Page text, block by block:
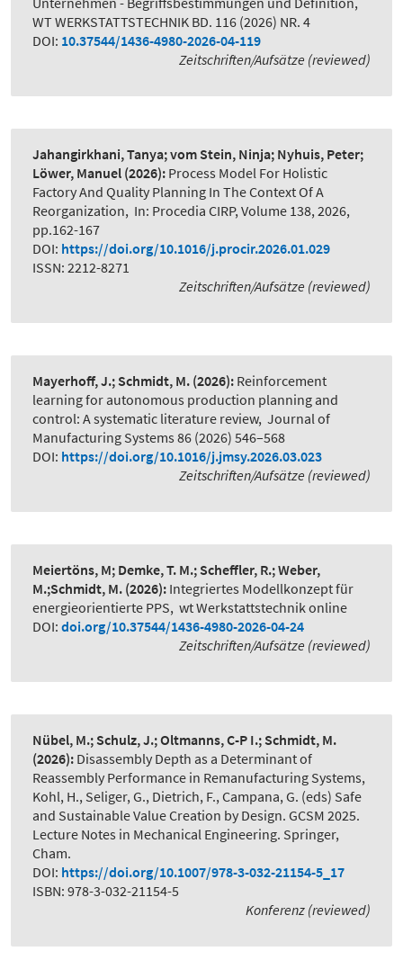
WT WERKSTATTSTECHNIK BD. 116 (2026) NR. 4
DOI: 10.37544/1436-4980-2026-04-119
Zeitschriften/Aufsätze (reviewed)
Jahangirkhani, Tanya; vom Stein, Ninja; Nyhuis, Peter;
Löwer, Manuel (2026): Process Model For Holistic
Factory And Quality Planning In The Context Of A
Reorganization, In: Procedia CIRP, Volume 138, 2026,
pp.162-167
DOI: https://doi.org/10.1016/j.procir.2026.01.029
ISSN: 2212-8271
Zeitschriften/Aufsätze (reviewed)
Mayerhoff, J.; Schmidt, M. (2026): Reinforcement
learning for autonomous production planning and
control: A systematic literature review, Journal of
Manufacturing Systems 86 (2026) 546–568
DOI: https://doi.org/10.1016/j.jmsy.2026.03.023
Zeitschriften/Aufsätze (reviewed)
Meiertöns, M; Demke, T. M.; Scheffler, R.; Weber,
M.;Schmidt, M. (2026): Integriertes Modellkonzept für
energieorientierte PPS, wt Werkstattstechnik online
DOI: doi.org/10.37544/1436-4980-2026-04-24
Zeitschriften/Aufsätze (reviewed)
Nübel, M.; Schulz, J.; Oltmanns, C-P I.; Schmidt, M.
(2026): Disassembly Depth as a Determinant of
Reassembly Performance in Remanufacturing Systems,
Kohl, H., Seliger, G., Dietrich, F., Campana, G. (eds) Safe
and Sustainable Value Creation by Design. GCSM 2025.
Lecture Notes in Mechanical Engineering. Springer,
Cham.
DOI: https://doi.org/10.1007/978-3-032-21154-5_17
ISBN: 978-3-032-21154-5
Konferenz (reviewed)